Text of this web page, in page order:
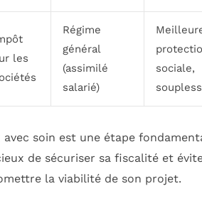
les
Régime
général
(assimilé
salarié)
sociale,
avec soin est une étape
de sécuriser sa fiscalité et
la viabilité de son projet.